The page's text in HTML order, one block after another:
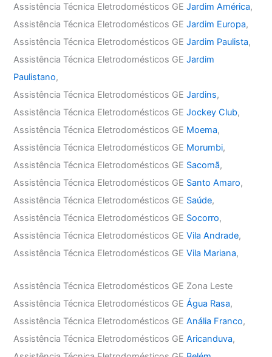
Assistência Técnica Eletrodomésticos GEJardim América,
Assistência Técnica Eletrodomésticos GEJardim Europa,
Assistência Técnica Eletrodomésticos GEJardim Paulista,
Assistência Técnica Eletrodomésticos GEJardim
Paulistano,
Assistência Técnica Eletrodomésticos GEJardins,
Assistência Técnica Eletrodomésticos GEJockey Club,
Assistência Técnica Eletrodomésticos GE Moema,
Assistência Técnica Eletrodomésticos GE Morumbi,
Assistência Técnica Eletrodomésticos GE Sacomã,
Assistência Técnica Eletrodomésticos GE Santo Amaro,
Assistência Técnica Eletrodomésticos GE Saúde,
Assistência Técnica Eletrodomésticos GE Socorro,
Assistência Técnica Eletrodomésticos GEVila Andrade,
Assistência Técnica Eletrodomésticos GEVila Mariana,
Assistência Técnica Eletrodomésticos GE Zona Leste
Assistência Técnica Eletrodomésticos GEÁgua Rasa,
Assistência Técnica Eletrodomésticos GEAnália Franco,
Assistência Técnica Eletrodomésticos GEAricanduva,